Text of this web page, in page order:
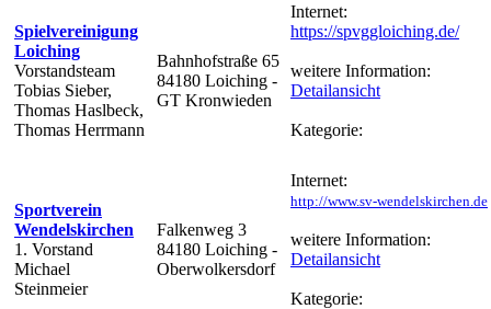
Spielvereinigung
Loiching
Vorstandsteam
Tobias Sieber,
Thomas Haslbeck,
Thomas Herrmann
Bahnhofstraße 65
84180 Loiching -
GT Kronwieden
Internet:
https://spvggloiching.de/
weitere Information:
Detailansicht
Kategorie:
Sportverein
Wendelskirchen
1. Vorstand
Michael
Steinmeier
Falkenweg 3
84180 Loiching -
Oberwolkersdorf
Internet:
http://www.sv-wendelskirchen.de
weitere Information:
Detailansicht
Kategorie: